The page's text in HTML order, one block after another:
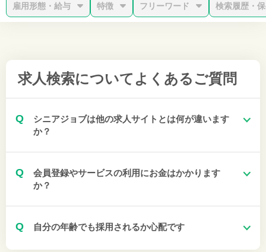
雇用形態・給与 特徴 フリーワード 検索履歴・
求人検索について よくあるご質問
Q
シニアジョブは他の求人サイトとは何が違います
か？
Q
会員登録やサービスの利用にお金はかかります
か？
Q 自分の年齢でも採用されるか心配です